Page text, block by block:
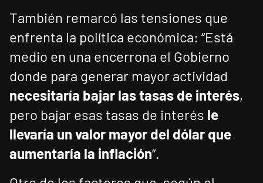
También remarcó las tensiones que
enfrenta la política económica: “Está
medio en una encerrona el Gobierno
donde para generar mayor actividad
necesitaría bajar las tasas de interés,
pero bajar esas tasas de interés le
llevaría un valor mayor del dólar que
aumentaría la inflación”.